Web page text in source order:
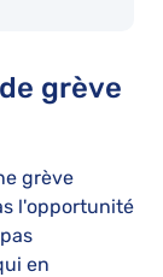
grève
grève
l'opportunité
en